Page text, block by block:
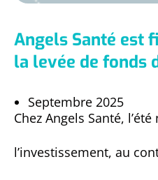
Angels Santé est
la levée de fonds
Septembre 2025
Chez Angels Santé, l’été
l’investissement, au